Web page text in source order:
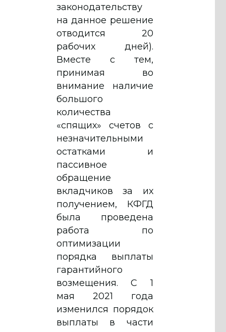
законодательству
на данное решение
отводится 20
рабочих дней).
Вместе с тем,
принимая во
внимание наличие
большого
количества
«спящих» счетов с
незначительными
остатками и
пассивное
обращение
вкладчиков за их
получением, КФГД
была проведена
работа по
оптимизации
порядка выплаты
гарантийного
возмещения. С 1
мая 2021 года
изменился порядок
выплаты в части